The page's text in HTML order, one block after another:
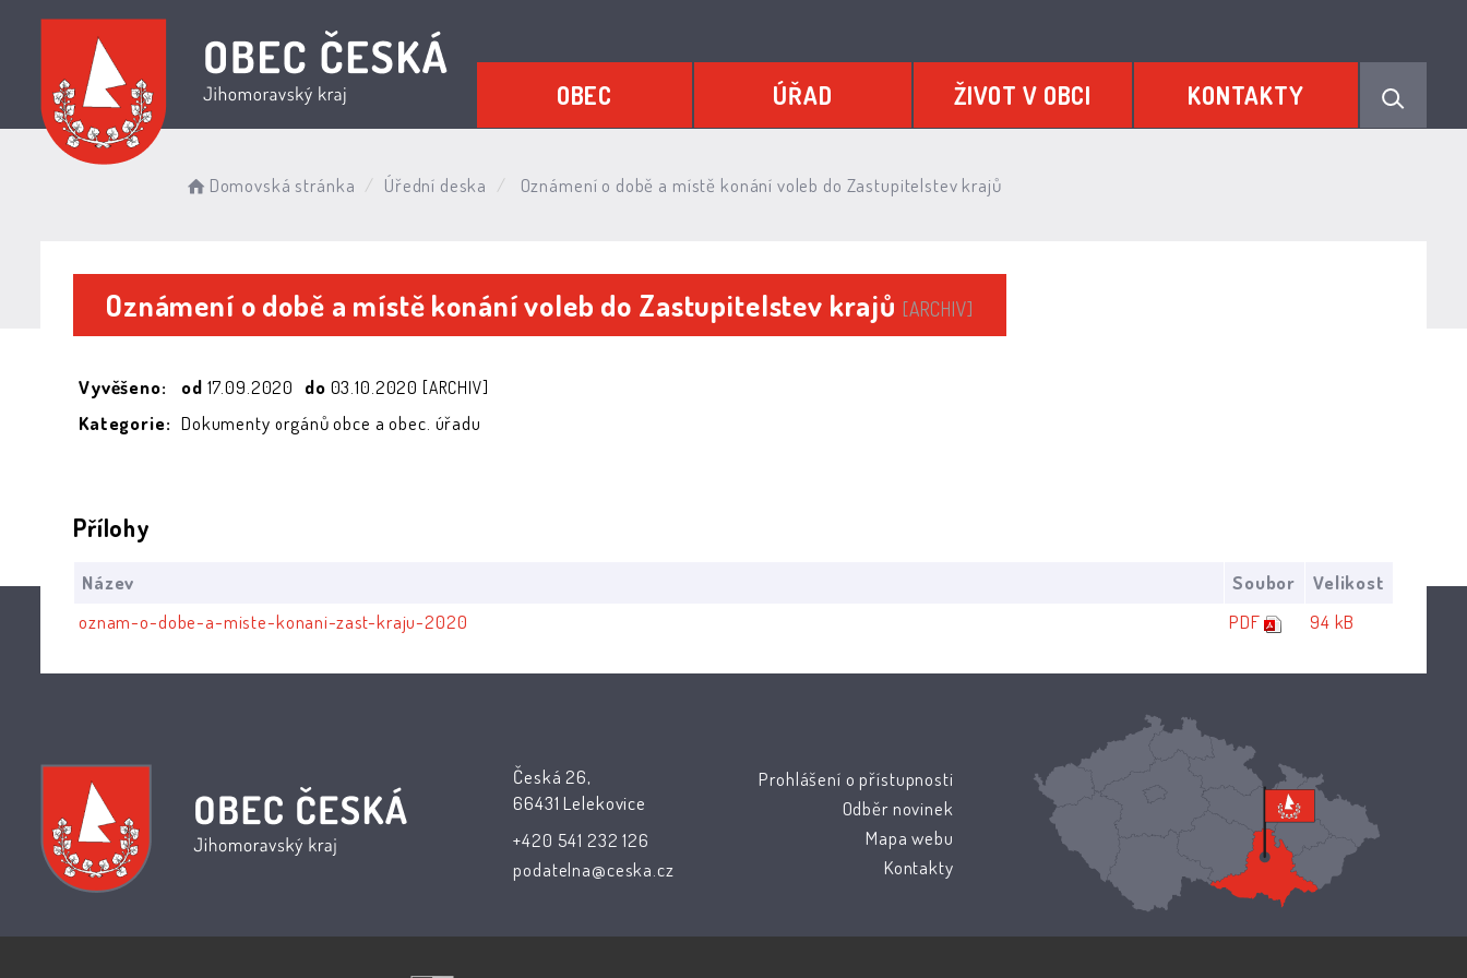
OBEC ÚŘAD ŽIVOT V OBCI KONTAKTY
Domovská stránka Úřední deska Oznámení o době a místě konání voleb do Zastupitelstev krajů
Oznámení o době a místě konání voleb do Zastupitelstev krajů [ARCHIV]
Vyvěšeno: od 17.09.2020 do 03.10.2020 [ARCHIV]
Kategorie: Dokumenty orgánů obce a obec. úřadu
Přílohy
Název Soubor
Velikost
oznam-o-dobe-a-miste-konani-zast-kraju-2020
PDF 94 kB
Česká 26,
66431 Lelekovice
+420 541 232 126
podatelna@ceska.cz
Prohlášení o přístupnosti
Odběr novinek
Mapa webu
Kontakty